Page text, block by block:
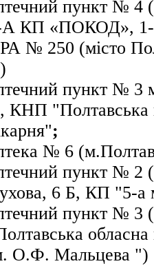
пункт № 4
А КП «ПОКОД», 1-
№ 250 (місто
пункт № 3
КНП "Полтавська
;
№ 6
пункт № 2
6 Б, КП "5-а
пункт № 3
обласна
О.Ф. Мальцева ")